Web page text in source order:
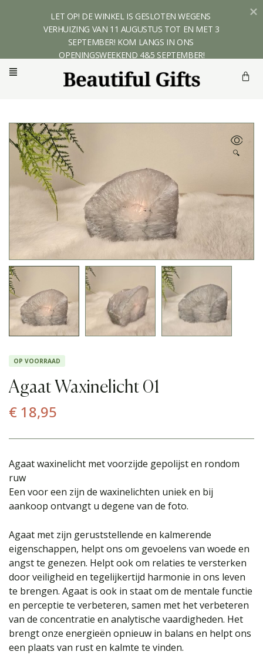
🔍
OP VOORRAAD
Agaat Waxinelicht 01
€ 18,95
Agaat waxinelicht met voorzijde gepolijst en rondom
ruw
Een voor een zijn de waxinelichten uniek en bij
aankoop ontvangt u degene van de foto.
Agaat met zijn geruststellende en kalmerende
eigenschappen, helpt ons om gevoelens van woede en
angst te genezen. Helpt ook om relaties te versterken
door veiligheid en tegelijkertijd harmonie in ons leven
te brengen. Agaat is ook in staat om de mentale functie
en perceptie te verbeteren, samen met het verbeteren
van de concentratie en analytische vaardigheden. Het
brengt onze energieën opnieuw in balans en helpt ons
een plaats van rust en kalmte te vinden.
LET OP! DE WINKEL IS GESLOTEN WEGENS
VERHUIZING VAN 11 AUGUSTUS TOT EN MET 3
SEPTEMBER! KOM LANGS IN ONS
OPENINGSWEEKEND 4&5 SEPTEMBER!